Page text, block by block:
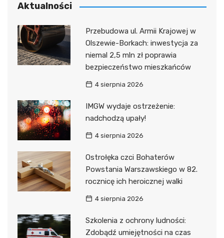
Aktualności
Przebudowa ul. Armii Krajowej w
Olszewie-Borkach: inwestycja za
niemal 2,5 mln zł poprawia
bezpieczeństwo mieszkańców
4 sierpnia 2026
IMGW wydaje ostrzeżenie:
nadchodzą upały!
4 sierpnia 2026
Ostrołęka czci Bohaterów
Powstania Warszawskiego w 82.
rocznicę ich heroicznej walki
4 sierpnia 2026
Szkolenia z ochrony ludności:
Zdobądź umiejętności na czas